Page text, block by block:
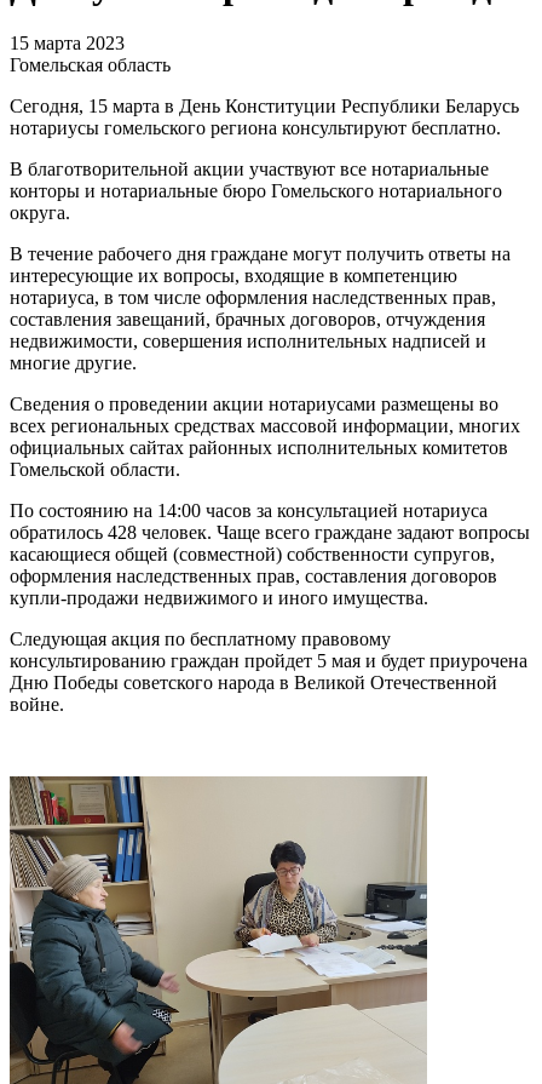
15 марта 2023
Гомельская область
Сегодня, 15 марта в День Конституции Республики Беларусь
нотариусы гомельского региона консультируют бесплатно.
В благотворительной акции участвуют все нотариальные
конторы и нотариальные бюро Гомельского нотариального
округа.
В течение рабочего дня граждане могут получить ответы на
интересующие их вопросы, входящие в компетенцию
нотариуса, в том числе оформления наследственных прав,
составления завещаний, брачных договоров, отчуждения
недвижимости, совершения исполнительных надписей и
многие другие.
Сведения о проведении акции нотариусами размещены во
всех региональных средствах массовой информации, многих
официальных сайтах районных исполнительных комитетов
Гомельской области.
По состоянию на 14:00 часов за консультацией нотариуса
обратилось 428 человек. Чаще всего граждане задают вопросы
касающиеся общей (совместной) собственности супругов,
оформления наследственных прав, составления договоров
купли-продажи недвижимого и иного имущества.
Следующая акция по бесплатному правовому
консультированию граждан пройдет 5 мая и будет приурочена
Дню Победы советского народа в Великой Отечественной
войне.